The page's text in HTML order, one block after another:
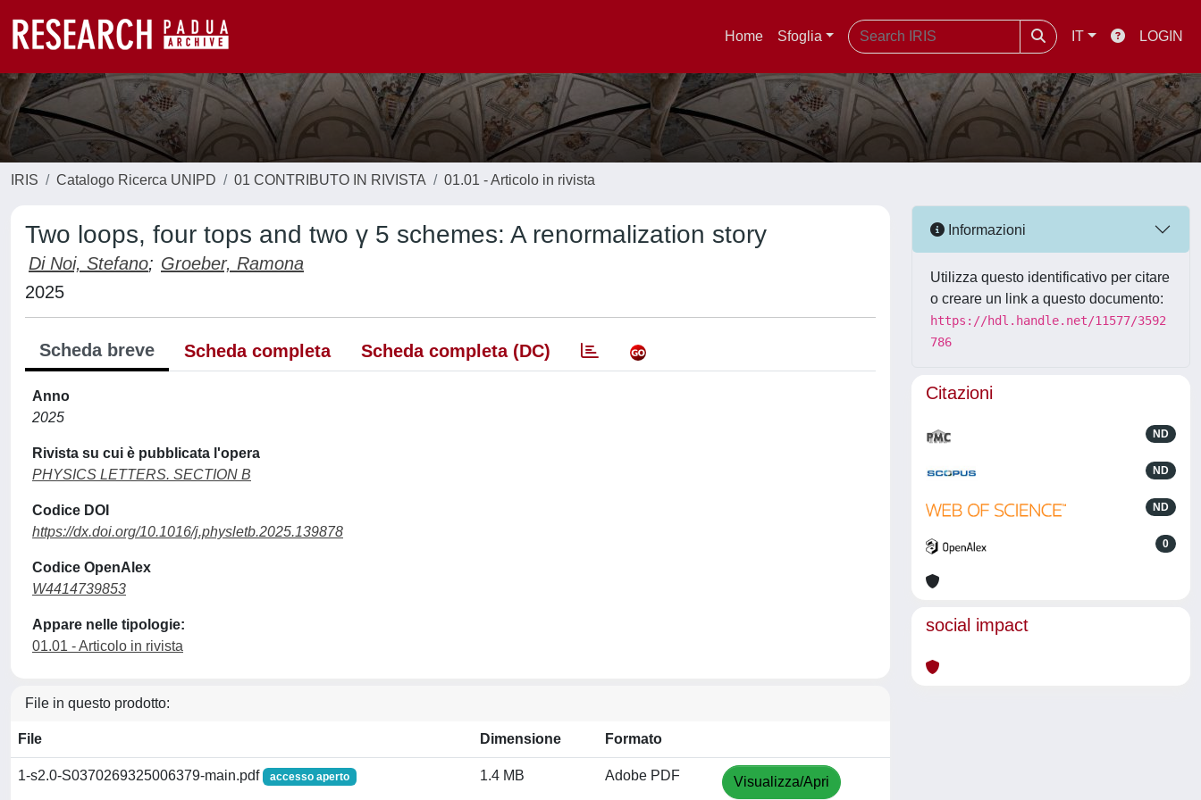
Home Sfoglia IT LOGIN
IRIS Catalogo Ricerca UNIPD 01 CONTRIBUTO IN RIVISTA 01.01 - Articolo in rivista
Two loops, four tops and two γ 5 schemes: A renormalization story
Di Noi, Stefano; Groeber, Ramona
2025
Scheda breve Scheda completa Scheda completa (DC)
Anno
2025
Rivista su cui è pubblicata l'opera
PHYSICS LETTERS. SECTION B
Codice DOI
https://dx.doi.org/10.1016/j.physletb.2025.139878
Codice OpenAlex
W4414739853
Appare nelle tipologie:
01.01 - Articolo in rivista
File in questo prodotto:
File Dimensione Formato
1-s2.0-S0370269325006379-main.pdf accesso aperto 1.4 MB Adobe PDF Visualizza/Apri
Informazioni
Utilizza questo identificativo per citare
o creare un link a questo documento:
https://hdl.handle.net/11577/3592
786
Citazioni
ND
ND
ND
0
social impact